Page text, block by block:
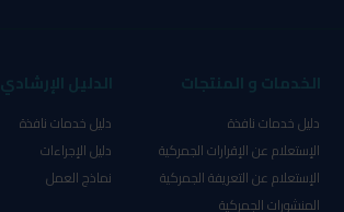
الخدمات و المنتجات
دليل خدمات نافذة
الإستعلام عن الإقرارات الجمركية
الإستعلام عن التعريفة الجمركية
المنشورات الجمركية
الدليل الإرشادي
دليل خدمات نافذة
دليل الإجراءات
نماذج العمل